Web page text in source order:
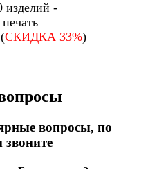
-
СКИДКА 33%)
вопросы, по